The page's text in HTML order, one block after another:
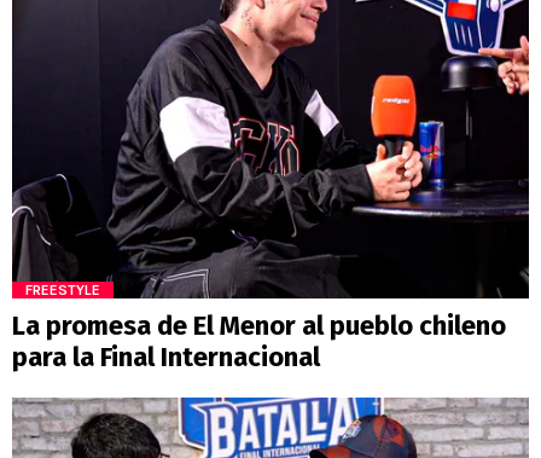
FREESTYLE
La promesa de El Menor al pueblo chileno
para la Final Internacional